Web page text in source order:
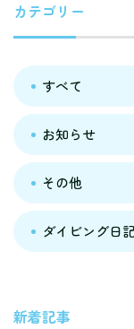
カテゴリー
すべて
お知らせ
その他
ダイビング日
新着記事